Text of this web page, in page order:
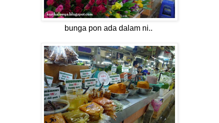
bunga pon ada dalam ni..